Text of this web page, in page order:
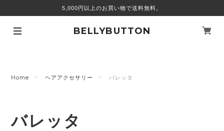
5,000円以上のお買い物で送料無料。
BELLYBUTTON
Home ヘアアクセサリー バレッタ
バレッタ